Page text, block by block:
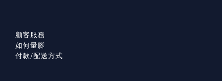
顧客服務
如何量腳
付款/配送方式